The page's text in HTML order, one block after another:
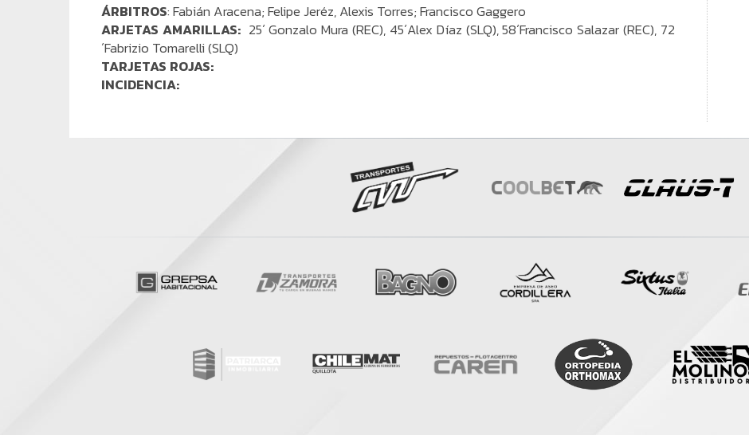
ÁRBITROS: Fabián Aracena; Felipe Jeréz, Alexis Torres; Francisco Gaggero
ARJETAS AMARILLAS:25´ Gonzalo Mura (REC), 45´Alex Díaz (SLQ), 58´Francisco Salazar (REC), 72
´Fabrizio Tomarelli (SLQ)
TARJETAS ROJAS:
INCIDENCIA: